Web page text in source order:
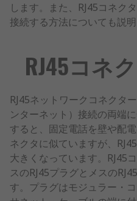
します。また、RJ45コネク
接続する方法についても説明
RJ45コネ
RJ45ネットワークコネクタ
ンターネット）接続の両端
すると、固定電話を壁や配
ネクタに似ていますが、
大きくなっています。RJ45
スのRJ45プラグとメスの
す。プラグはモジュラー・